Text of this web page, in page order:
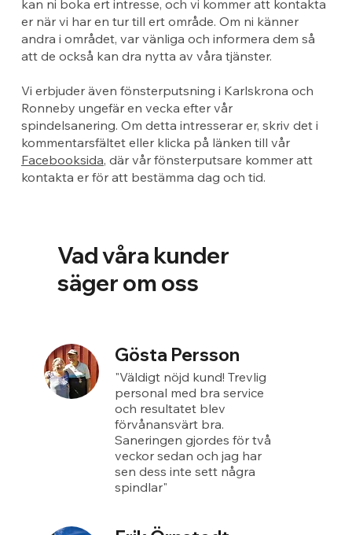
kan ni boka ert intresse, och vi kommer att kontakta
er när vi har en tur till ert område. Om ni känner
andra i området, var vänliga och informera dem så
att de också kan dra nytta av våra tjänster.
Vi erbjuder även fönsterputsning i Karlskrona och
Ronneby ungefär en vecka efter vår
spindelsanering. Om detta intresserar er, skriv det i
kommentarsfältet eller klicka på länken till vår
Facebooksida, där vår fönsterputsare kommer att
kontakta er för att bestämma dag och tid.
Vad våra kunder
säger om oss
Gösta Persson
"Väldigt nöjd kund! Trevlig
personal med bra service
och resultatet blev
förvånansvärt bra.
Saneringen gjordes för två
veckor sedan och jag har
sen dess inte sett några
spindlar"